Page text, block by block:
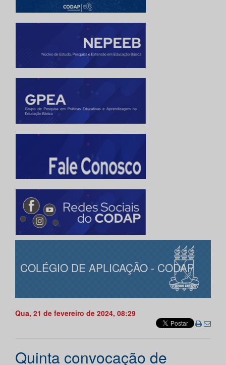
COLÉGIO DE APLICAÇÃO - CODAP
Qua, 21 de fevereiro de 2024, 08:29
Quinta convocação de